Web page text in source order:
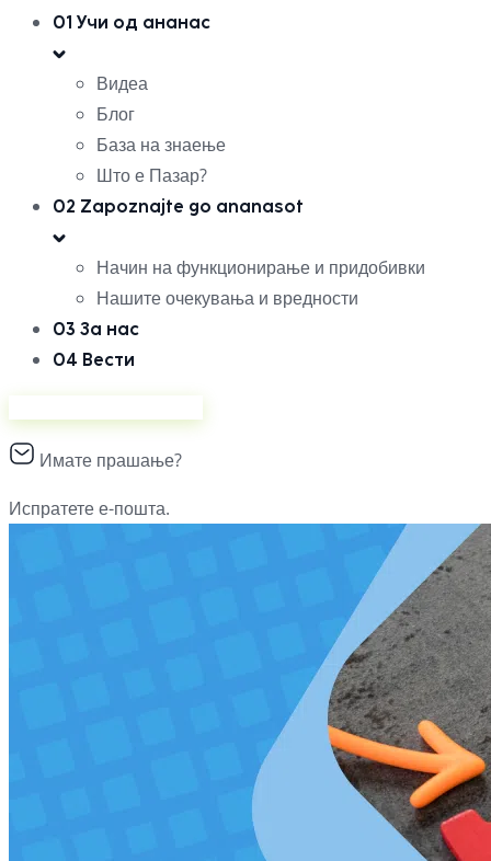
01 Учи од ананас
Видеа
Блог
База на знаење
Што е Пазар?
02 Zapoznajte go ananasot
Начин на функционирање и придобивки
Нашите очекувања и вредности
03 За нас
04 Вести
Имате прашање?
Испратете е-пошта.